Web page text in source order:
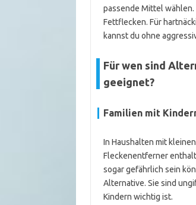
passende Mittel
Fettflecken. Für
kannst du ohne
Für wen sind
geeignet?
Familien mit
In Haushalten mit
Fleckenentferner
sogar gefährlich sein
Alternative. Sie sind
Kindern wichtig ist.